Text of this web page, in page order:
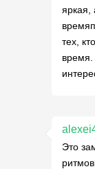
яркая,
тех,
время.
Это